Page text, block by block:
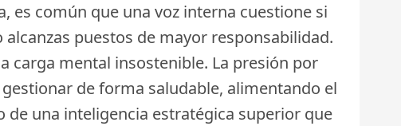
es común que una voz interna cuestione si
puestos de mayor responsabilidad.
carga mental insostenible. La presión por
de forma saludable, alimentando el
de una inteligencia estratégica superior que